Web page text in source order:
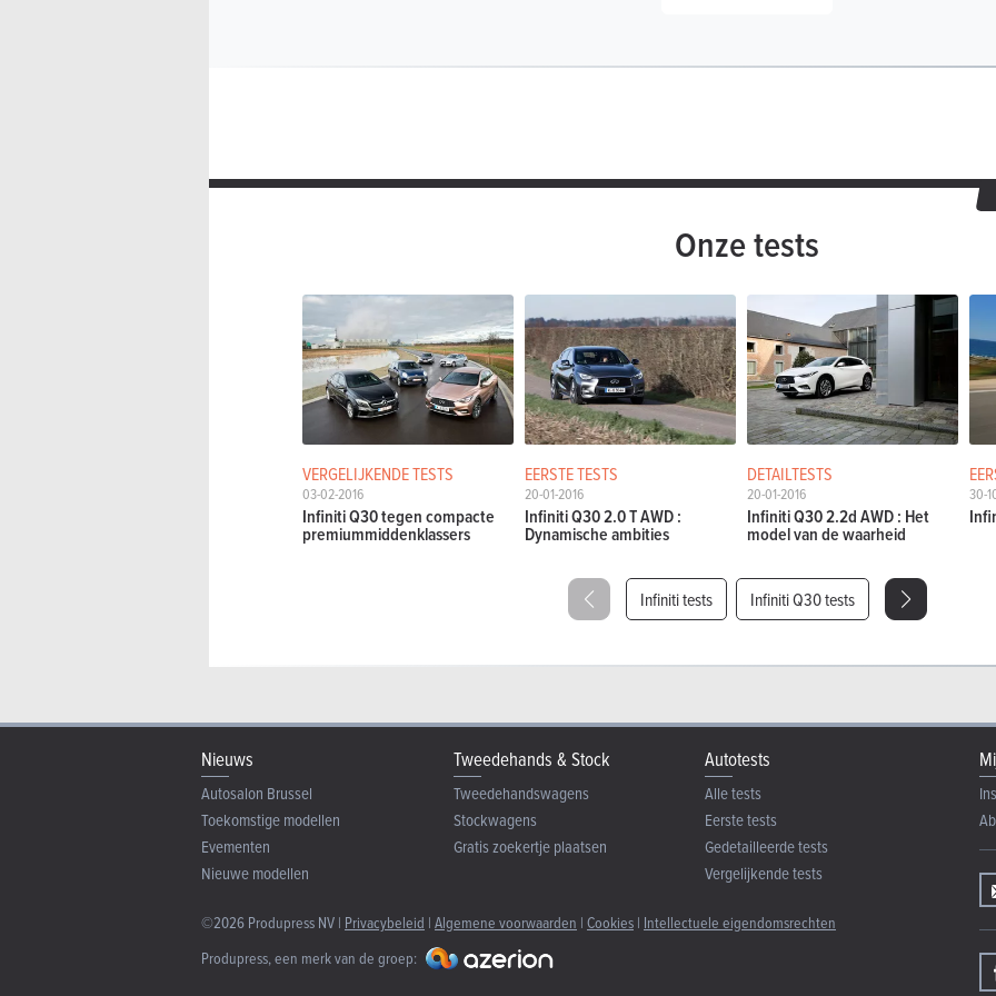
Onze tests
VERGELIJKENDE TESTS
03-02-2016
Infiniti Q30 tegen compacte
premiummiddenklassers
EERSTE TESTS
20-01-2016
Infiniti Q30 2.0 T AWD :
Dynamische ambities
DETAILTESTS
20-01-2016
Infiniti Q30 2.2d AWD : Het
model van de waarheid
30-
Infiniti tests Infiniti Q30 tests
Nieuws
Autosalon Brussel
Toekomstige modellen
Evementen
Nieuwe modellen
Tweedehands & Stock
Tweedehandswagens
Stockwagens
Gratis zoekertje plaatsen
Autotests
Alle tests
Eerste tests
Gedetailleerde tests
Vergelijkende tests
©2026 Produpress NV | Privacybeleid | Algemene voorwaarden | Cookies | Intellectuele eigendomsrechten
Produpress, een merk van de groep: